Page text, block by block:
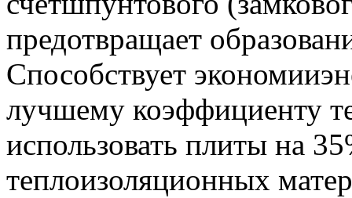
предотвращает
Способствует
лучшему коэффициенту
использовать плиты на
теплоизоляционных